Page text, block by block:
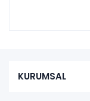
KURUMSAL